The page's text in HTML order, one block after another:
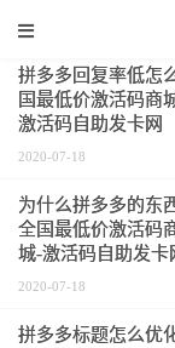
拼多多回复率低怎
国最低价激活码商
激活码自助发卡网
2020-07-18
为什么拼多多的东
全国最低价激活码
城-激活码自助发卡
2020-07-18
拼多多标题怎么优